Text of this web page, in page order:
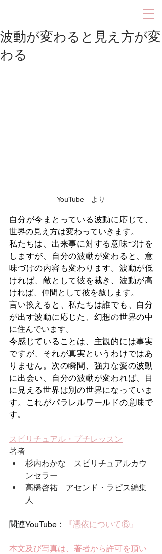
波動が変わると見え方が変
わる
YouTube　より
自分が今まとっている波動に応じて、
世界の見え方は変わっていきます。
私たちは、出来事に対する意味づけを
しますが、自分の波動が変わると、意
味づけの内容も変わります。波動が低
ければ、敵として彼を裁き、波動が高
ければ、仲間として彼を赦します。
言い換えると、私たちは誰でも、自分
が出す波動に応じた、幻想の世界の中
に住んでいます。
今感じていることは、主観的には事実
ですが、それが真実というわけではあ
りません。次の瞬間、強力な愛の波動
に出会い、自分の波動が変われば、目
に見える世界は別の世界になっていま
す。これがパラレルワールドの意味で
す。
スピリチュアル・プチレッスン
著者
杉内わかな　スピリチュアルカウ
ンセラー
高橋啓祐　アセンド・ラピス編集
人
関連YouTube： 『憑依について⑥』
本文及び写真は、著者から許可を頂い